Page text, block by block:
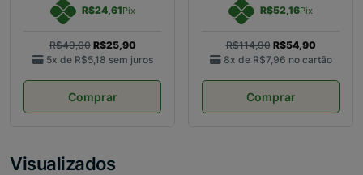
R$24,61Pix
R$49,00 R$25,90
5x de R$5,18 sem juros
Comprar
R$52,16Pix
R$114,90 R$54,90
8x de R$7,96 no cartão
Comprar
Visualizados